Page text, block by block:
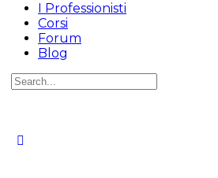
I Professionisti
Corsi
Forum
Blog